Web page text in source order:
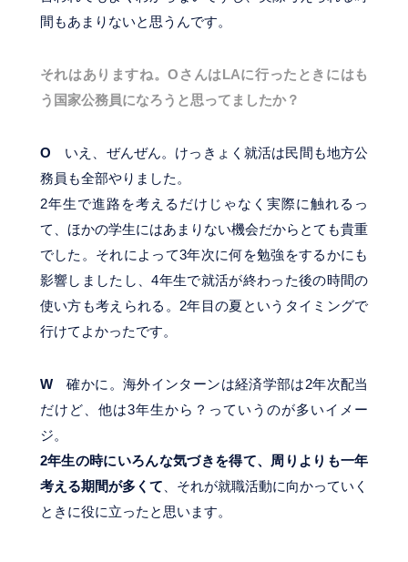
間もあまりないと思うんです。
それはありますね。OさんはLAに行ったときにはも
う国家公務員になろうと思ってましたか？
O いえ、ぜんぜん。けっきょく就活は民間も地方公
務員も全部やりました。
2年生で進路を考えるだけじゃなく実際に触れるっ
て、ほかの学生にはあまりない機会だからとても貴重
でした。それによって3年次に何を勉強をするかにも
影響しましたし、4年生で就活が終わった後の時間の
使い方も考えられる。2年目の夏というタイミングで
行けてよかったです。
W確かに。海外インターンは経済学部は2年次配当
だけど、他は3年生から？っていうのが多いイメー
ジ。
2年生の時にいろんな気づきを得て、周りよりも一年
考える期間が多くて 、それが就職活動に向かっていく
ときに役に立ったと思います。